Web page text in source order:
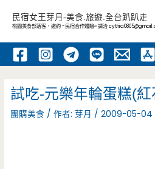
內
民宿女王芽月-美食.旅遊.全台趴趴走
桃園美食部落客，邀約 -民宿合作體驗~ 請洽
試吃-元樂年輪蛋糕(紅
團購美食 / 作者:芽月 /2009-05-04